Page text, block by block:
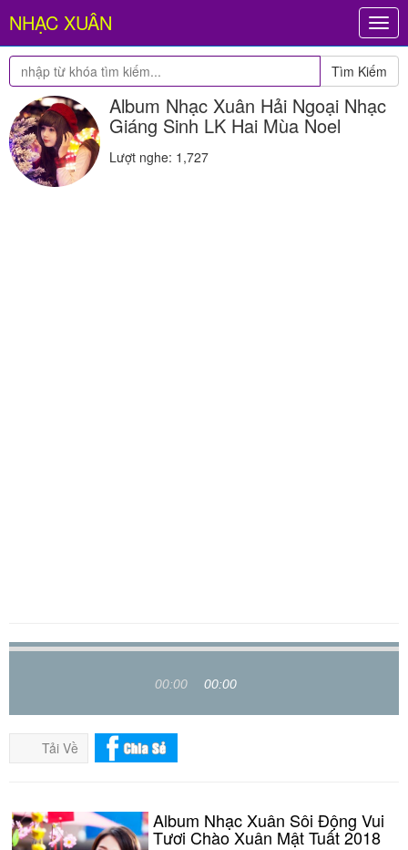
NHẠC XUÂN
Tìm Kiếm
Album Nhạc Xuân Hải Ngoại Nhạc
Giáng Sinh LK Hai Mùa Noel
Lượt nghe: 1,727
00:00 00:00
Tải Về
Album Nhạc Xuân Sôi Động Vui
Tươi Chào Xuân Mật Tuất 2018